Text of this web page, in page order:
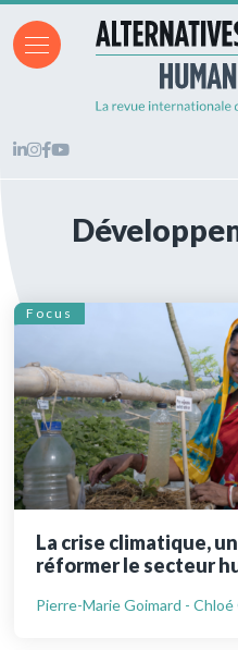
Focus
La crise climatique,
réformer le secteur
Pierre-Marie Goimard -